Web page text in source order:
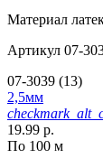
Материал
Артикул 07-
07-3039 (13)
2,5мм
19.99 р.
По 100 м